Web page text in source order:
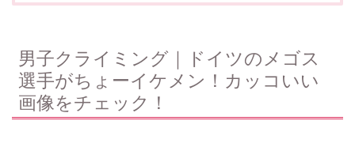
男子クライミング｜ドイツのメゴス
選手がちょーイケメン！カッコいい
画像をチェック！